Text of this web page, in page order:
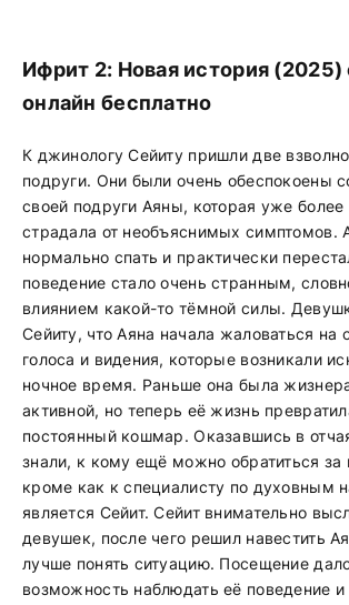
Ифрит 2: Новая история (2025)
онлайн бесплатно
К джинологу Сейиту пришли две
подруги. Они были очень обеспокоены
своей подруги Аяны, которая уже
страдала от необъяснимых симптомов.
нормально спать и практически
поведение стало очень странным,
влиянием какой-то тёмной силы.
Сейиту, что Аяна начала жаловаться на
голоса и видения, которые возникали
ночное время. Раньше она была
активной, но теперь её жизнь
постоянный кошмар. Оказавшись в
знали, к кому ещё можно обратиться
кроме как к специалисту по духовным
является Сейит. Сейит внимательно
девушек, после чего решил навестить
лучше понять ситуацию. Посещение
возможность наблюдать её поведение и